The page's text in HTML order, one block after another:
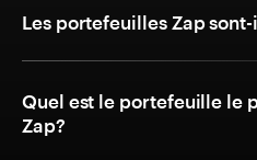
Les portefeuilles Zap
Quel est le portefeuille le
Zap?